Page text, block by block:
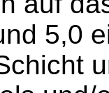
5,0